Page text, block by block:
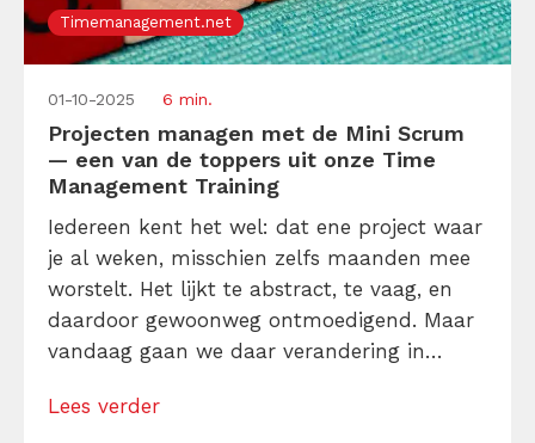
Timemanagement.net
01-10-2025 6 min.
Projecten managen met de Mini Scrum
— een van de toppers uit onze Time
Management Training
Iedereen kent het wel: dat ene project waar
je al weken, misschien zelfs maanden mee
worstelt. Het lijkt te abstract, te vaag, en
daardoor gewoonweg ontmoedigend. Maar
vandaag gaan we daar verandering in
maak je elk project tastbaar, concreet en
Lees verder